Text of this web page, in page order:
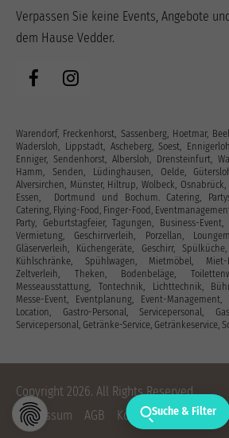
Verpassen Sie keine Events, Angebote
dem Hause Vedder.
Warendorf, Freckenhorst, Sassenberg, Hoetmar,
Wadersloh, Lippstadt, Ascheberg, Soest,
Enniger, Sendenhorst, Albersloh, Drensteinfurt,
Hamm, Senden, Lüdinghausen, Oelde,
Alversirchen, Münster, Hiltrup, Wolbeck,
Essen, Dortmund und Bochum. Catering,
Catering, Flying-Food, Finger-Food,
Party, Geburtstagfeier, Tagungen, Business-
Vermietung, Geschirrverleih, Porzellan,
Gläserverleih, Küchengeräte, Geschirr,
Kühlschränke, Spühlwagen, Mietmöbel, Miet-
Zeltverleih, Theken, Bodenbeläge,
Messeausstattung, Tontechnik, Lichttechnik,
Messe-Event, Eventplanung, Event-
Location, Gastro-Personal, Servicepersonal,
Servicepersonal, Getränke-Service, Getränkeservice,
Copyright 2026. All Rights Reserved.
Impressum
AGB KontaktSuche & Filter